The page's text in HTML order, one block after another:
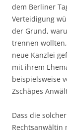
dem Berliner
Verteidigung
der Grund,
trennen
neue Kanzlei
mit ihrem
beispielsweise
Zschäpes
Dass die
Rechtsanwältin